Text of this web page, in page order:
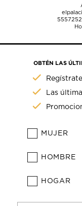
OBTÉN LAS
Las
MUJER
HOMBRE
HOGAR